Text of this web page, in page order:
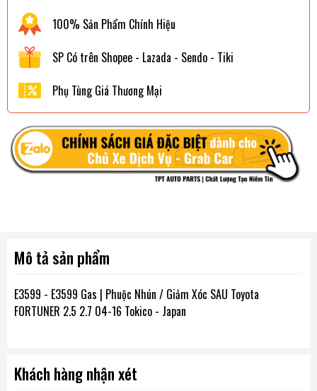
100% Sản Phẩm Chính Hiệu
SP Có trên Shopee - Lazada - Sendo - Tiki
Phụ Tùng Giá Thương Mại
Mô tả sản phẩm
E3599 - E3599 Gas | Phuộc Nhún / Giảm Xóc SAU Toyota
FORTUNER 2.5 2.7 04-16 Tokico - Japan
Khách hàng nhận xét